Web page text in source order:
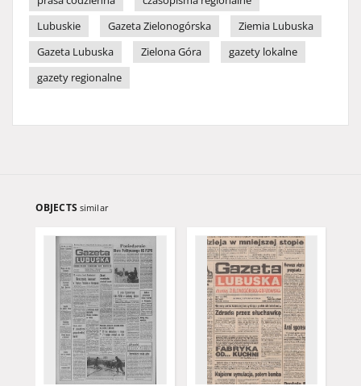
Lubuskie
Gazeta Zielonogórska
Ziemia Lubuska
Gazeta Lubuska
Zielona Góra
gazety lokalne
gazety regionalne
OBJECTS similar